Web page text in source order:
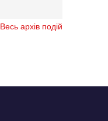
Весь архів подій